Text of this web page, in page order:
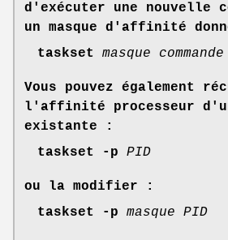
d'exécuter une nouvelle
un masque d'affinité
taskset
masque commande
Vous pouvez également
l'affinité processeur
existante :
taskset -p
PID
ou la modifier :
taskset -p
masque PID